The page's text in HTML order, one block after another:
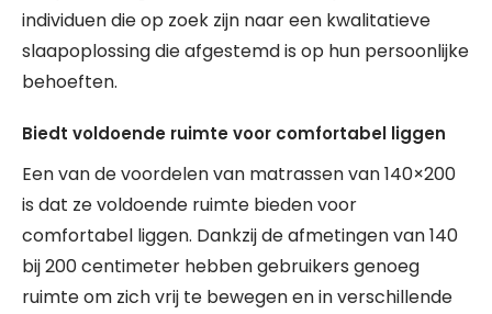
individuen die op zoek zijn naar een kwalitatieve
slaapoplossing die afgestemd is op hun persoonlijke
behoeften.
Biedt voldoende ruimte voor comfortabel liggen
Een van de voordelen van matrassen van 140×200
is dat ze voldoende ruimte bieden voor
comfortabel liggen. Dankzij de afmetingen van 140
bij 200 centimeter hebben gebruikers genoeg
ruimte om zich vrij te bewegen en in verschillende